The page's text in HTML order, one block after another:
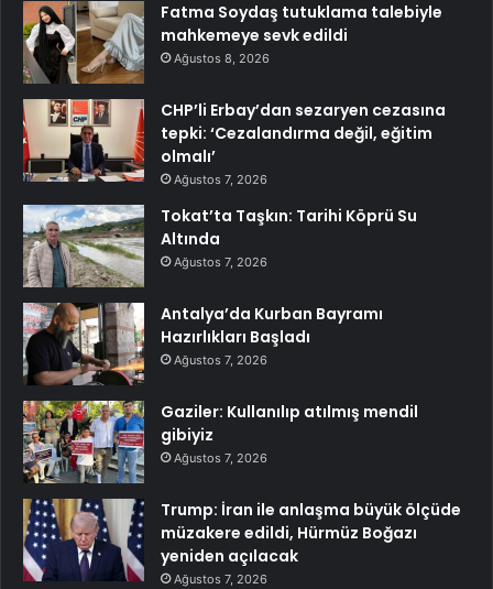
Fatma Soydaş tutuklama talebiyle
mahkemeye sevk edildi
Ağustos 8, 2026
CHP’li Erbay’dan sezaryen cezasına
tepki: ‘Cezalandırma değil, eğitim
olmalı’
Ağustos 7, 2026
Tokat’ta Taşkın: Tarihi Köprü Su
Altında
Ağustos 7, 2026
Antalya’da Kurban Bayramı
Hazırlıkları Başladı
Ağustos 7, 2026
Gaziler: Kullanılıp atılmış mendil
gibiyiz
Ağustos 7, 2026
Trump: İran ile anlaşma büyük ölçüde
müzakere edildi, Hürmüz Boğazı
yeniden açılacak
Ağustos 7, 2026